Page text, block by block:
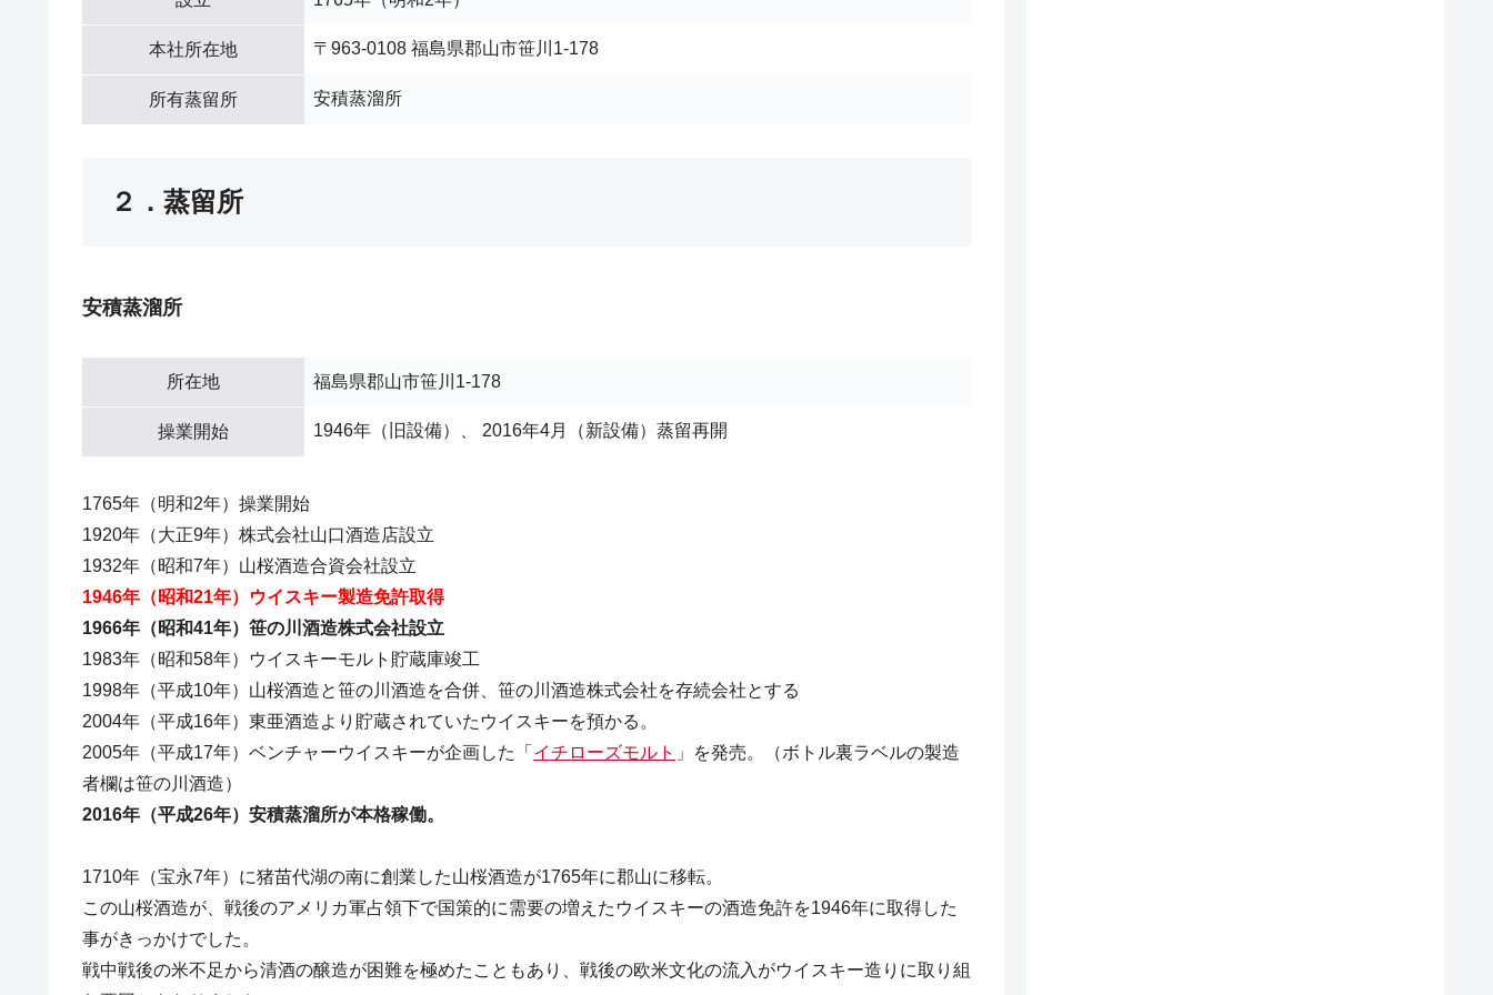
本社所在地 〒963-0108 福島県郡山市笹川1-178
所有蒸留所 安積蒸溜所
２．蒸留所
安積蒸溜所
所在地 福島県郡山市笹川1-178
操業開始 1946年（旧設備）、 2016年4月（新設備）蒸留再開
1765年（明和2年）操業開始
1920年（大正9年）株式会社山口酒造店設立
1932年（昭和7年）山桜酒造合資会社設立
1946年（昭和21年）ウイスキー製造免許取得
1966年（昭和41年）笹の川酒造株式会社設立
1983年（昭和58年）ウイスキーモルト貯蔵庫竣工
1998年（平成10年）山桜酒造と笹の川酒造を合併、笹の川酒造株式会社を存続会社とする
2004年（平成16年）東亜酒造より貯蔵されていたウイスキーを預かる。
2005年（平成17年）ベンチャーウイスキーが企画した「 イチローズモルト 」を発売。（ボトル裏ラベルの製造
者欄は笹の川酒造）
2016年（平成26年）安積蒸溜所が本格稼働。
1710年（宝永7年）に猪苗代湖の南に創業した山桜酒造が1765年に郡山に移転。
この山桜酒造が、戦後のアメリカ軍占領下で国策的に需要の増えたウイスキーの酒造免許を1946年に取得した
事がきっかけでした。
戦中戦後の米不足から清酒の醸造が困難を極めたこともあり、戦後の欧米文化の流入がウイスキー造りに取り組